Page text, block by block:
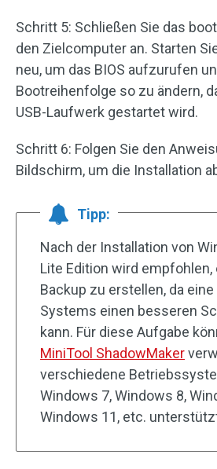
Schritt 5: Schließen Sie das
den Zielcomputer an. Starten
neu, um das BIOS aufzurufen
Bootreihenfolge so zu ändern,
USB-Laufwerk gestartet wird.
Schritt 6: Folgen Sie den
Bildschirm, um die Installation
Tipp:
Nach der Installation von
Lite Edition wird empfohlen,
Backup zu erstellen, da
Systems einen besseren
kann. Für diese Aufgabe
MiniTool ShadowMaker
verschiedene
Windows 7, Windows 8,
Windows 11, etc.